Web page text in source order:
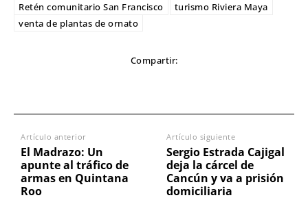
Retén comunitario San Francisco
turismo Riviera Maya
venta de plantas de ornato
Compartir:
Artículo anterior
El Madrazo: Un
apunte al tráfico de
armas en Quintana
Roo
Artículo siguiente
Sergio Estrada Cajigal
deja la cárcel de
Cancún y va a prisión
domiciliaria